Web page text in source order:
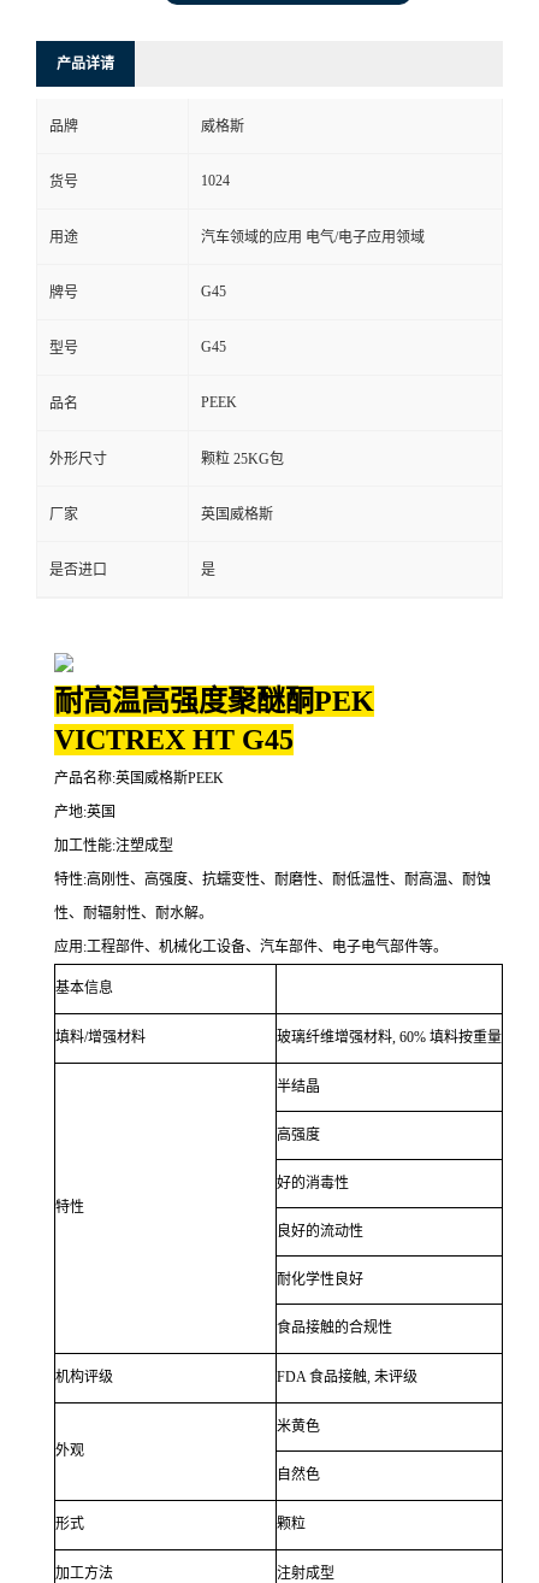
式
在
线
产品详请
品牌 威格斯
货号 1024
用途 汽车领域的应用 电气/电子应用领域
牌号 G45
型号 G45
品名 PEEK
外形尺寸 颗粒 25KG包
厂家 英国威格斯
是否进口 是
耐高温高强度聚醚酮PEK
VICTREX HT G45
产品名称:英国威格斯PEEK
产地:英国
加工性能:注塑成型
特性:高刚性、高强度、抗蠕变性、耐磨性、耐低温性、耐高温、耐蚀
性、耐辐射性、耐水解。
应用:工程部件、机械化工设备、汽车部件、电子电气部件等。
基本信息
填料/增强材料 玻璃纤维增强材料, 60% 填料按重量
特性
半结晶
高强度
好的消毒性
良好的流动性
耐化学性良好
食品接触的合规性
机构评级 FDA 食品接触, 未评级
外观
米黄色
自然色
形式 颗粒
加工方法 注射成型